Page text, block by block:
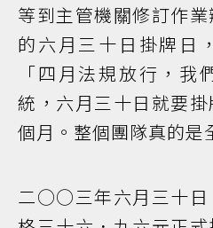
等到主管機關修訂作
的六月三十日掛牌日
「四月法規放行，我
統，六月三十日就要
個月。整個團隊真的是
二○○三年六月三十日